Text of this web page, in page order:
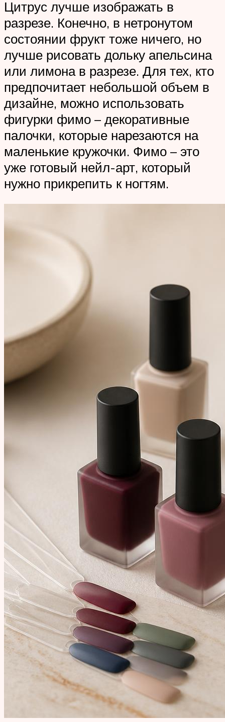
Цитрус лучше изображать в
разрезе. Конечно, в нетронутом
состоянии фрукт тоже ничего, но
лучше рисовать дольку апельсина
или лимона в разрезе. Для тех, кто
предпочитает небольшой объем в
дизайне, можно использовать
фигурки фимо – декоративные
палочки, которые нарезаются на
маленькие кружочки. Фимо – это
уже готовый нейл-арт, который
нужно прикрепить к ногтям.